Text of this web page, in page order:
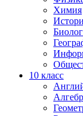
Химия
10 класс